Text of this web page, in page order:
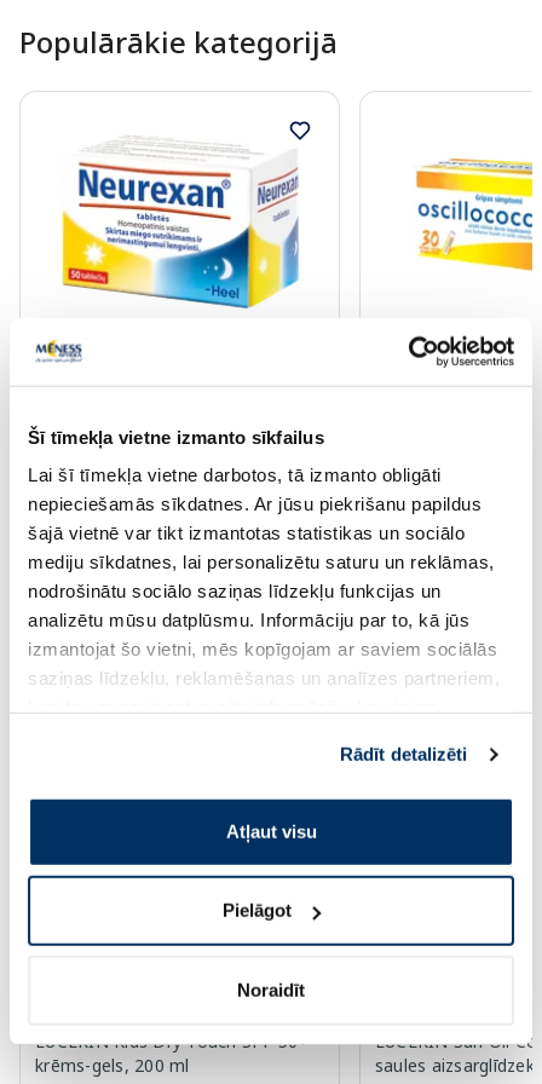
Šī tīmekļa vietne izmanto sīkfailus
Lai šī tīmekļa vietne darbotos, tā izmanto obligāti
nepieciešamās sīkdatnes. Ar jūsu piekrišanu papildus
šajā vietnē var tikt izmantotas statistikas un sociālo
mediju sīkdatnes, lai personalizētu saturu un reklāmas,
nodrošinātu sociālo saziņas līdzekļu funkcijas un
analizētu mūsu datplūsmu. Informāciju par to, kā jūs
izmantojat šo vietni, mēs kopīgojam ar saviem sociālās
saziņas līdzekļu, reklamēšanas un analīzes partneriem,
pakalpojumus. Ja piekrītat šo papildu sīkdatņu
izmantošanai, lūdzu, atzīmējiet savu izvēli:
Rādīt detalizēti
Atļaut visu
Pielāgot
Noraidīt
Populārākie kategorijā
Bezrecepšu medikaments
NEUREXAN 0,6mg tabletes, 50
12.45 €
Pirkt
Bezrecepšu
Cena
26.55 €
Page 1 of 6
Saules aizsardzībai vasarā ☀️
EUCERIN Kids Dry Touch SPF 50+
krēms-gels, 200 ml
EUCERIN Sun Oil
saules